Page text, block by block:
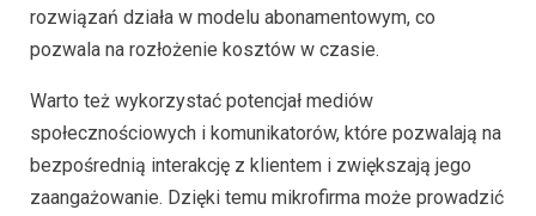
rozwiązań działa w modelu abonamentowym, co
pozwala na rozłożenie kosztów w czasie.
Warto też wykorzystać potencjał mediów
społecznościowych i komunikatorów, które pozwalają na
bezpośrednią interakcję z klientem i zwiększają jego
zaangażowanie. Dzięki temu mikrofirma może prowadzić